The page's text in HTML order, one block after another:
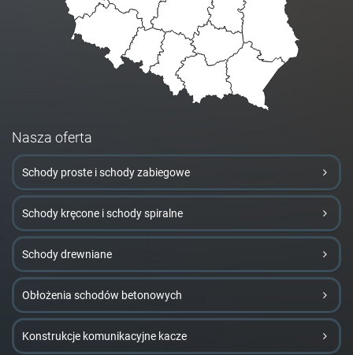
Nasza oferta
Schody proste i schody zabiegowe
Schody kręcone i schody spiralne
Schody drewniane
Obłożenia schodów betonowych
Konstrukcje komunikacyjne kacze